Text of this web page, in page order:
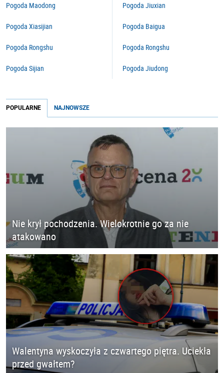
Pogoda Maodong
Pogoda Xiasijian
Pogoda Rongshu
Pogoda Sijian
Pogoda Jiuxian
Pogoda Baigua
Pogoda Rongshu
Pogoda Jiudong
POPULARNE NAJNOWSZE
Nie krył pochodzenia. Wielokrotnie go za nie
atakowano
Walentyna wyskoczyła z czwartego piętra. Uciekła
przed gwałtem?